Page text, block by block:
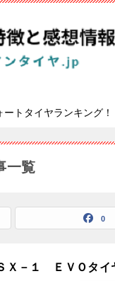
ートタイヤランキング！
一覧
0
Ｘ－１ ＥＶＯタイ